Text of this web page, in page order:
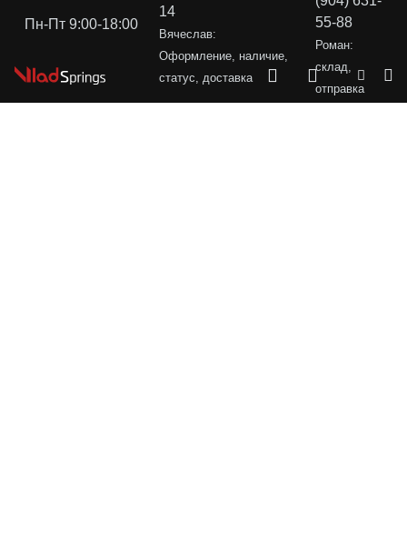
Пн-Пт 9:00-18:00
14
Вячеслав:
Оформление, наличие,
статус, доставка
55-88
Роман:
склад,
отправка